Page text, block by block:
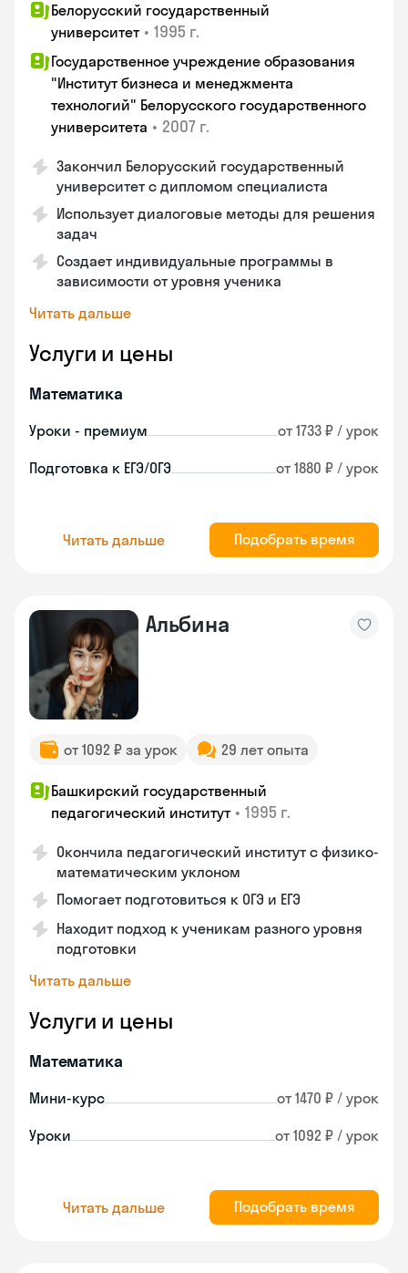
Белорусский государственный
университет • 1995 г.
Государственное учреждение образования
"Институт бизнеса и менеджмента
технологий" Белорусского государственного
университета • 2007 г.
Закончил Белорусский государственный
университет с дипломом специалиста
Использует диалоговые методы для решения
задач
Создает индивидуальные программы в
зависимости от уровня ученика
Читать дальше
Услуги и цены
Математика
Уроки - премиум от 1733 ₽ / урок
Подготовка к ЕГЭ/ОГЭ от 1880 ₽ / урок
Читать дальше Подобрать время
Альбина
от 1092 ₽ за урок 29 лет опыта
Башкирский государственный
педагогический институт • 1995 г.
Окончила педагогический институт с физико-
математическим уклоном
Помогает подготовиться к ОГЭ и ЕГЭ
Находит подход к ученикам разного уровня
подготовки
Читать дальше
Услуги и цены
Математика
Мини-курс от 1470 ₽ / урок
Уроки от 1092 ₽ / урок
Читать дальше Подобрать время